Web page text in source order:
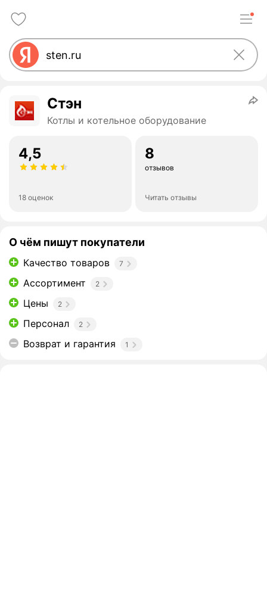
Стэн
Котлы и котельное оборудование
4,5
18 оценок
8
отзывов
Читать отзывы
О чём пишут покупатели
Качество товаров 7
Ассортимент 2
Цены 2
Персонал 2
Возврат и гарантия 1